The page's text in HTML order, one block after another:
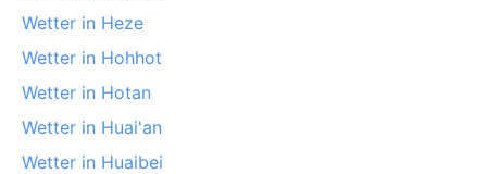
Wetter in Heze
Wetter in Hohhot
Wetter in Hotan
Wetter in Huai'an
Wetter in Huaibei